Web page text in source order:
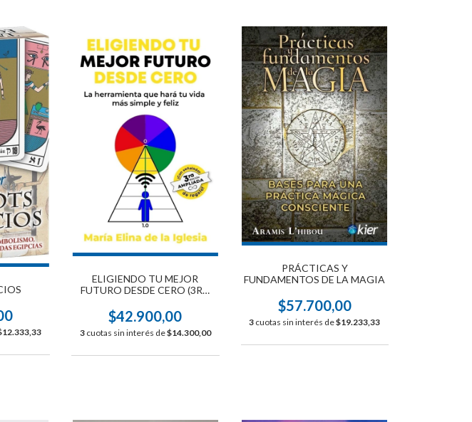
ELIGIENDO TU MEJOR
FUTURO DESDE CERO (3RA
$42.900,00
3 cuotas sin interés de$14.300,00
PRÁCTICAS Y
FUNDAMENTOS DE LA MAGIA
$57.700,00
3 cuotas sin interés de$19.233,33